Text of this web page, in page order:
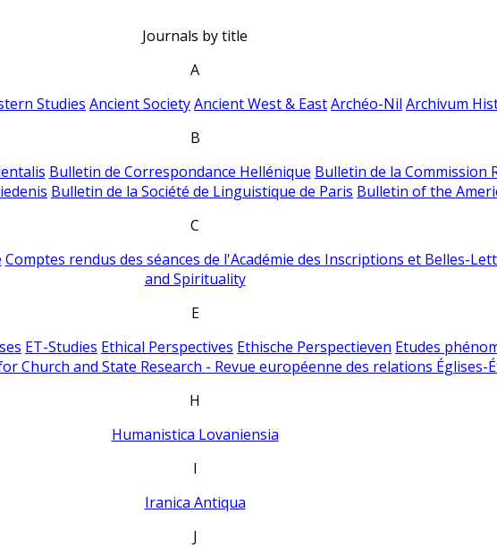
Journals by title
A
Studies Ancient SocietyAncient West & EastArchéo-Nil Archivum
B
Bulletin de Correspondance Hellénique Bulletin de la Commission
Bulletin de la Société de Linguistique de Paris Bulletin of the
C
Comptes rendus des séances de l'Académie des Inscriptions et Belles-
and Spirituality
E
ET-Studies Ethical Perspectives Ethische Perspectieven Etudes
Church and State Research - Revue européenne des relations Églises-
H
Humanistica Lovaniensia
I
Iranica Antiqua
J